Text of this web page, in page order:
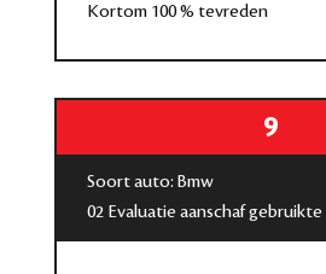
Kortom 100 % tevreden
9
Soort auto: Bmw
02 Evaluatie aanschaf